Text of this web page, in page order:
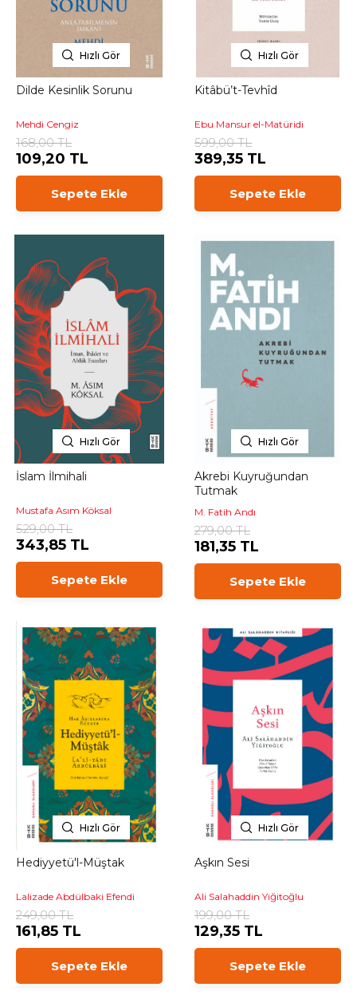
Hızlı Gör
Dilde Kesinlik Sorunu
Mehdi Cengiz
168,00 TL
109,20 TL
Sepete Ekle
Hızlı Gör
Kitâbü’t-Tevhîd
Ebu Mansur el-Matüridi
599,00 TL
389,35 TL
Sepete Ekle
Hızlı Gör
İslam İlmihali
Mustafa Asım Köksal
529,00 TL
343,85 TL
Sepete Ekle
Hızlı Gör
Akrebi Kuyruğundan
Tutmak
M. Fatih Andı
279,00 TL
181,35 TL
Sepete Ekle
Hızlı Gör
Hediyyetü'l-Müştak
Lalizade Abdülbaki Efendi
249,00 TL
161,85 TL
Sepete Ekle
Hızlı Gör
Aşkın Sesi
Ali Salahaddin Yiğitoğlu
199,00 TL
129,35 TL
Sepete Ekle